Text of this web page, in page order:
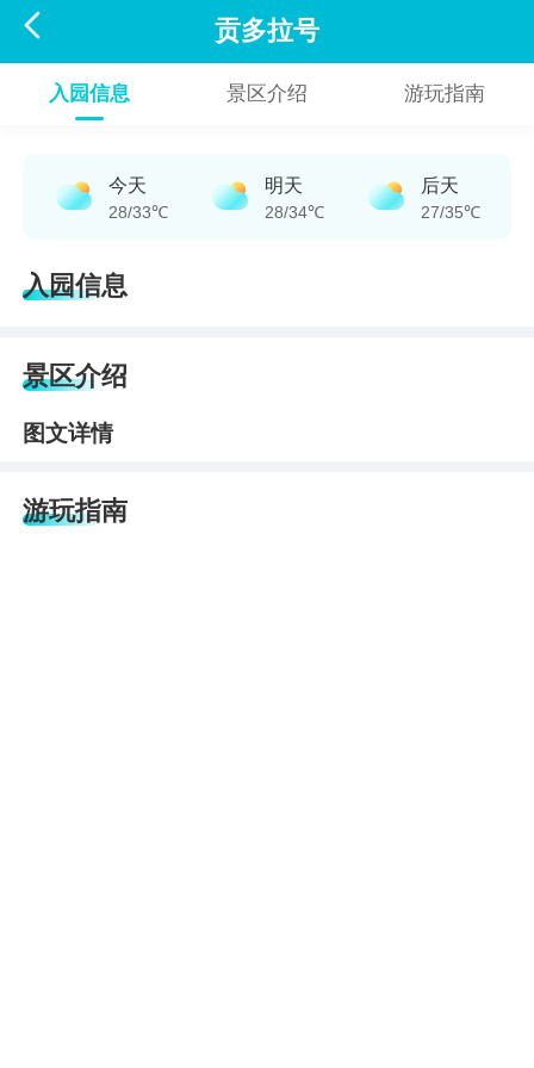
 贡多拉号
入园信息 景区介绍 游玩指南
今天
28/33℃
明天
28/34℃
后天
27/35℃
入园信息
景区介绍
图文详情
游玩指南